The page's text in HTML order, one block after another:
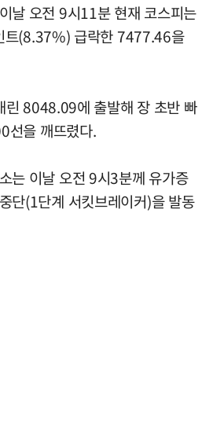
날 오전 9시11분 현재 코스피는
트(8.37%) 급락한 7477.46을
8048.09에 출발해 장 초반 빠
선을 깨뜨렸다.
는 이날 오전 9시3분께 유가증
단(1단계 서킷브레이커)을 발동